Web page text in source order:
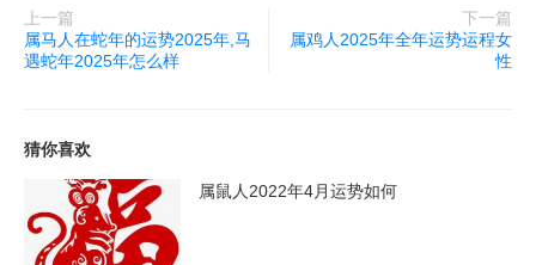
字，如慕、荣等。
农历四月（巳月5.26-6.23）
禄"格局。此月生人宜从事文化创意产业，佩戴祥安阁九艳和合手
链可增强贵人缘。
上一篇
属马人在蛇年的运势2025年,马
遇蛇年2025年怎么样
下一篇
属鸡人2025年全年运势运程女
性
猜你喜欢
属鼠人2022年4月运势如何